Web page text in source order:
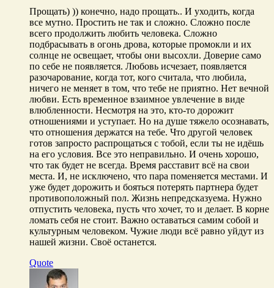
Прощать) )) конечно, надо прощать.. И уходить, когда
все мутно. Простить не так и сложно. Сложно после
всего продолжить любить человека. Сложно
подбрасывать в огонь дрова, которые промокли и их
солнце не освещает, чтобы они высохли. Доверие само
по себе не появляется. Любовь исчезает, появляется
разочарование, когда тот, кого считала, что любила,
ничего не меняет в том, что тебе не приятно. Нет вечной
любви. Есть временное взаимное увлечение в виде
влюбленности. Несмотря на это, кто-то дорожит
отношениями и уступает. Но на душе тяжело осознавать,
что отношения держатся на тебе. Что другой человек
готов запросто распрощаться с тобой, если ты не идёшь
на его условия. Все это неправильно. И очень хорошо,
что так будет не всегда. Время расставит всё на свои
места. И, не исключено, что пара поменяется местами. И
уже будет дорожить и бояться потерять партнера будет
противоположный пол. Жизнь непредсказуема. Нужно
отпустить человека, пусть что хочет, то и делает. В корне
ломать себя не стоит. Важно оставаться самим собой и
культурным человеком. Чужие люди всё равно уйдут из
нашей жизни. Своё останется.
Quote